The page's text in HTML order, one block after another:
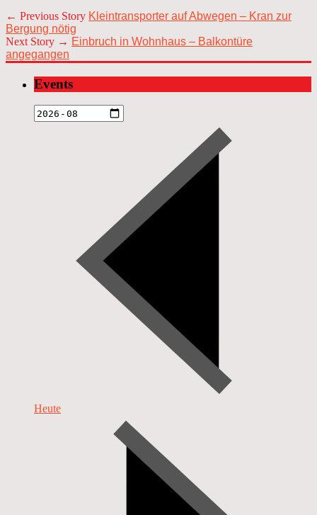
← Previous Story Kleintransporter auf Abwegen – Kran zur
Bergung nötig
Next Story → Einbruch in Wohnhaus – Balkontüre
angegangen
Events
Heute